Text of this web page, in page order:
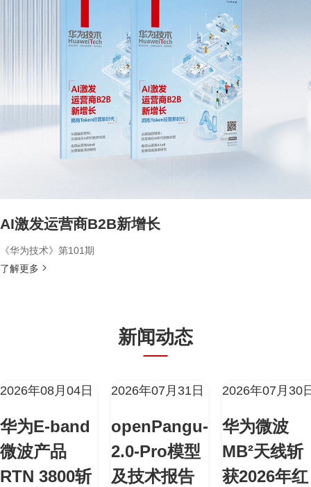
AI激发运营商B2B新增长
《华为技术》第101期
了解更多
新闻动态
2026年08月04日
华为E-band
微波产品
RTN 3800斩
2026年07月31日
openPangu-
2.0-Pro模型
及技术报告
2026年07月30
华为微波
MB²天线斩
获2026年红